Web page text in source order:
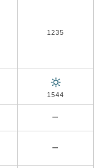
1235
1544
ー
ー